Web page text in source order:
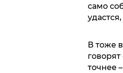
само
В тоже
точнее